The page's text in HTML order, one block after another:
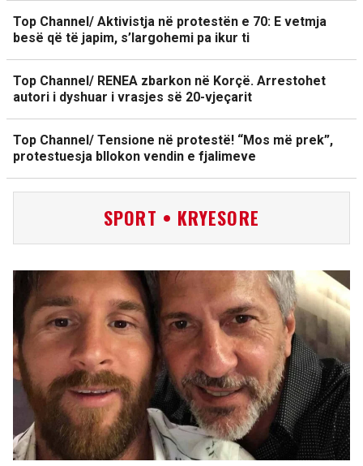
Top Channel/ Aktivistja në protestën e 70: E vetmja
besë që të japim, s’largohemi pa ikur ti
Top Channel/ RENEA zbarkon në Korçë. Arrestohet
autori i dyshuar i vrasjes së 20-vjeçarit
Top Channel/ Tensione në protestë! “Mos më prek”,
protestuesja bllokon vendin e fjalimeve
SPORT • KRYESORE